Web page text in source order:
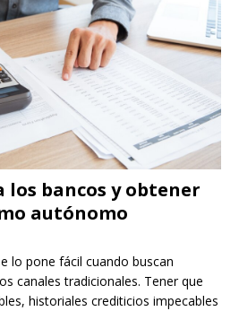
los bancos y obtener
autónomo
lo pone fácil cuando buscan
canales tradicionales. Tener que
historiales crediticios impecables